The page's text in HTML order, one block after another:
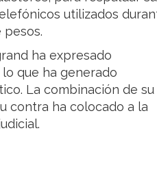
utilizados
pesos.
ha expresado
que ha generado
La combinación de su
contra ha colocado a la